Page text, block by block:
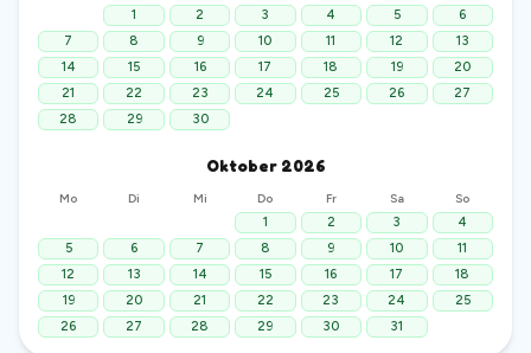
1
2 3 4 5
6
7
8 9 10 11 12
13
14
15 16 17 18 19
20
21
22 23 24 25 26
27
28
29 30
Oktober 2026
Mo Di Mi Do Fr Sa
So
1
2 3
4
5
6 7 8 9 10
11
12
13 14 15 16 17
18
19
20 21 22 23 24
25
26
27 28 29 30 31